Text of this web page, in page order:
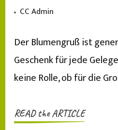
CC Admin
Der Blumengruß ist
Geschenk für jede
keine Rolle, ob für die
READ the ARTICLE